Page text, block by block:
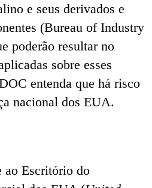
e seus derivados e
(Bureau of Industry
poderão resultar no
sobre esses
entenda que há risco
nacional dos EUA.
ao Escritório do